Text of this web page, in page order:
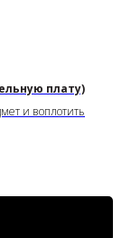
плату)
и воплотить